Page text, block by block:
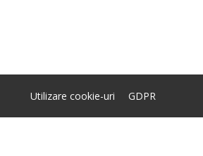
Utilizare cookie-uri GDPR